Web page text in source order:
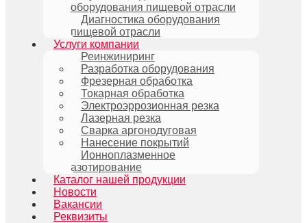
оборудования пищевой отрасли
Диагностика оборудования
пищевой отрасли
Услуги компании
Реинжиниринг
Разработка оборудования
Фрезерная обработка
Токарная обработка
Электроэррозионная резка
Лазерная резка
Сварка аргонодуговая
Нанесение покрытий
Ионноплазменное
азотирование
Каталог нашей продукции
Новости
Вакансии
Реквизиты